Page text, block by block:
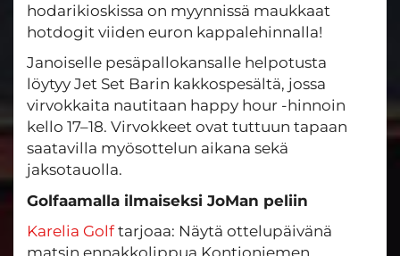
hodarikioskissa on myynnissä maukkaat
hotdogit viiden euron kappalehinnalla!
Janoiselle pesäpallokansalle helpotusta
löytyy Jet Set Barin kakkospesältä, jossa
virvokkaita nautitaan happy hour -hinnoin
kello 17–18. Virvokkeet ovat tuttuun tapaan
saatavilla myösottelun aikana sekä
jaksotauolla.
Golfaamalla ilmaiseksi JoMan peliin
Karelia Golftarjoaa: Näytä ottelupäivänä